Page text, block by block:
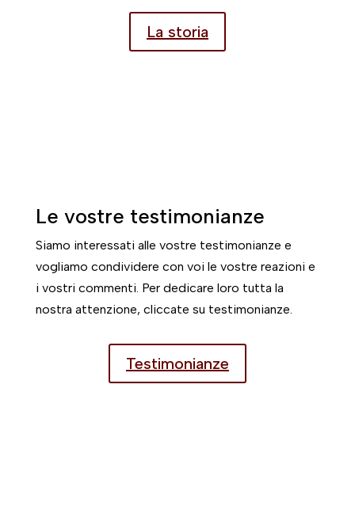
La storia
Le vostre testimonianze
Siamo interessati alle vostre testimonianze e
vogliamo condividere con voi le vostre reazioni e
i vostri commenti. Per dedicare loro tutta la
nostra attenzione, cliccate su testimonianze.
Testimonianze